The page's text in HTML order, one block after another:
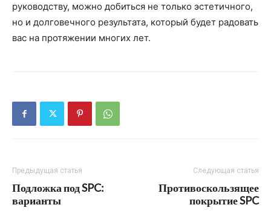
руководству, можно добиться не только эстетичного,
но и долговечного результата, который будет радовать
вас на протяжении многих лет.
Предыдущая статья
Подложка под SPC:
варианты
Следующая статья
Противоскользящее
покрытие SPC